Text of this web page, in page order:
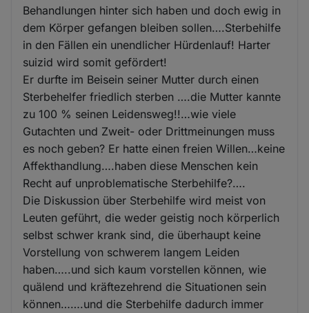
Behandlungen hinter sich haben und doch ewig in
dem Körper gefangen bleiben sollen….Sterbehilfe
in den Fällen ein unendlicher Hürdenlauf! Harter
suizid wird somit gefördert!
Er durfte im Beisein seiner Mutter durch einen
Sterbehelfer friedlich sterben ….die Mutter kannte
zu 100 % seinen Leidensweg!!…wie viele
Gutachten und Zweit- oder Drittmeinungen muss
es noch geben? Er hatte einen freien Willen…keine
Affekthandlung….haben diese Menschen kein
Recht auf unproblematische Sterbehilfe?….
Die Diskussion über Sterbehilfe wird meist von
Leuten geführt, die weder geistig noch körperlich
selbst schwer krank sind, die überhaupt keine
Vorstellung von schwerem langem Leiden
haben…..und sich kaum vorstellen können, wie
quälend und kräftezehrend die Situationen sein
können…….und die Sterbehilfe dadurch immer